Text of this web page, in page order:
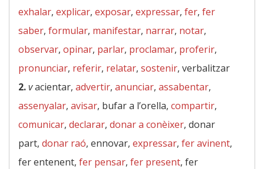
exhalar, explicar, exposar, expressar, fer, fer
saber, formular, manifestar, narrar, notar,
observar, opinar, parlar, proclamar, proferir,
pronunciar, referir, relatar, sostenir, verbalitzar
2.vacientar, advertir, anunciar, assabentar,
assenyalar, avisar, bufar a l’orella, compartir,
comunicar, declarar, donar a conèixer, donar
part, donar raó, ennovar, expressar, fer avinent,
fer entenent, fer pensar, fer present, fer